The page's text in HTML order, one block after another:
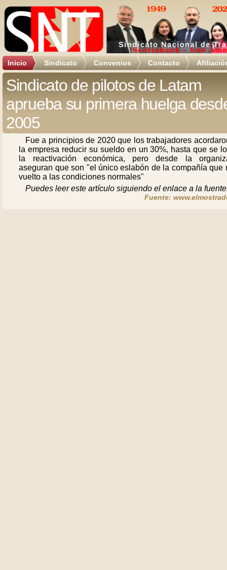
Inicio Sindicato Convenios Contacto
Sindicato de pilotos de Latam
aprueba su primera huelga
2005
Fue a principios de 2020 que los trabajadores
la empresa reducir su sueldo en un 30%, hasta que se
la reactivación económica, pero desde la
aseguran que son "el único eslabón de la compañía que
vuelto a las condiciones normales"
Puedes leer este artículo siguiendo el enlace a la
Fuente: